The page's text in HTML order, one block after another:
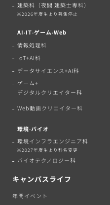
建築科（夜間 建築士専科）
※2026年度生より募集停止
AI‧IT‧ゲーム‧Web
情報処理科
IoT+AI科
データサイエンス+AI科
ゲーム+
デジタルクリエイター科
Web動画クリエイター科
環境‧バイオ
環境インフラエンジニア科
※2027年度生より科名変更
バイオテクノロジー科
キャンパスライフ
年間イベント